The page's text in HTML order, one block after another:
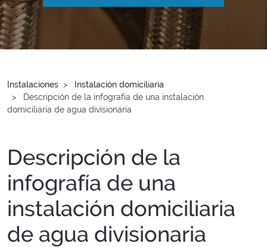
Instalaciones
Instalación domiciliaria
Descripción de la infografía de una instalación
domiciliaria de agua divisionaria
Descripción de la
infografía de una
instalación domiciliaria
de agua divisionaria